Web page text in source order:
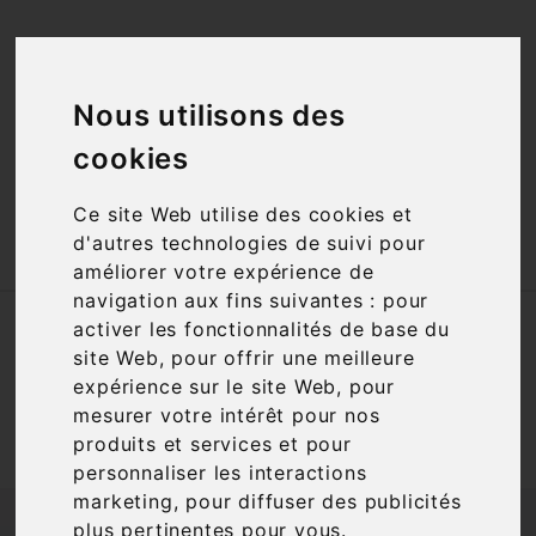
Nous utilisons des
cookies
Ce site Web utilise des cookies et
d'autres technologies de suivi pour
améliorer votre expérience de
navigation aux fins suivantes : pour
activer les fonctionnalités de base du
site Web, pour offrir une meilleure
expérience sur le site Web, pour
mesurer votre intérêt pour nos
produits et services et pour
personnaliser les interactions
marketing, pour diffuser des publicités
plus pertinentes pour vous.
Accueil Espace œnologie
A venir...